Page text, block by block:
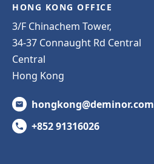
HONG KONG OFFICE
3/F Chinachem Tower,
34-37 Connaught Rd Central
Central
Hong Kong
hongkong@deminor.com
+852 91316026